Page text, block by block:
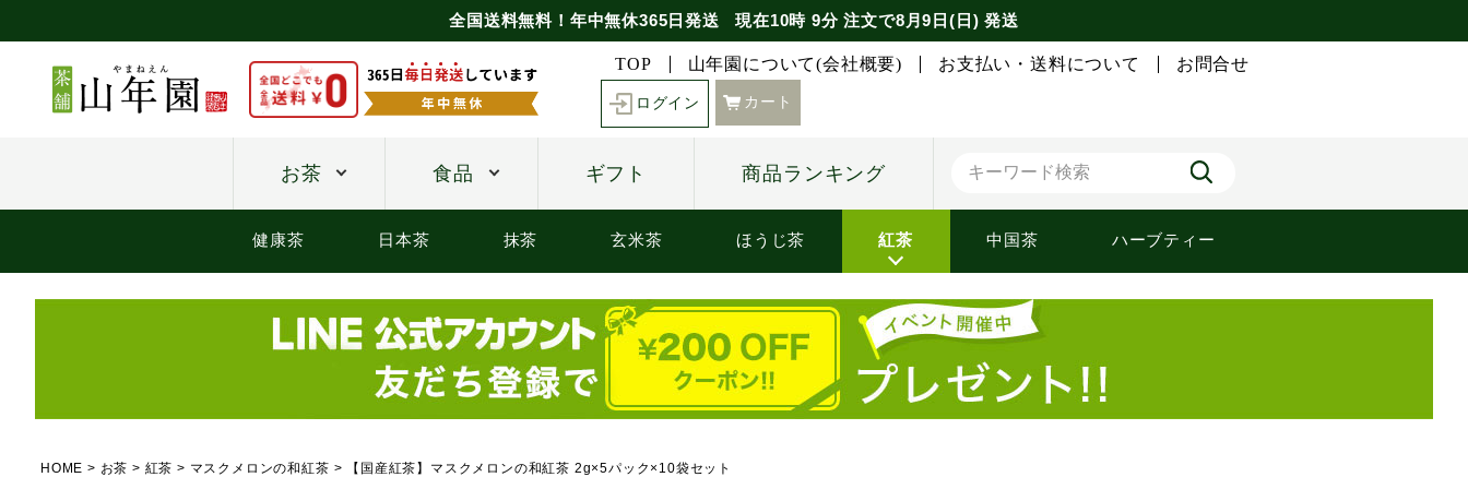
全国送料無料！年中無休365日発送 現在10時 9分注文で8月9日(日) 発送
TOP 山年園について(会社概要) お支払い・送料について お問合せ
ログイン カート
お茶 食品 ギフト 商品ランキング
健康茶 日本茶 抹茶 玄米茶 ほうじ茶 紅茶 中国茶 ハーブティー
HOME お茶 紅茶 マスクメロンの和紅茶 【国産紅茶】マスクメロンの和紅茶 2g×5パック×10袋セット